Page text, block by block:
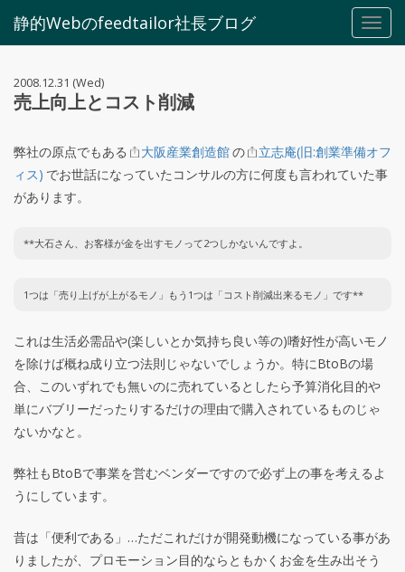
静的Webのfeedtailor社長ブログ
2008.12.31 (Wed)
売上向上とコスト削減
弊社の原点でもある 大阪産業創造館の
立志庵(旧:創業準備オフ
ィス) でお世話になっていたコンサルの方に何度も言われていた事
があります。
**大石さん、お客様が金を出すモノって2つしかないんですよ。
1つは「売り上げが上がるモノ」もう1つは「コスト削減出来るモノ」です**
これは生活必需品や(楽しいとか気持ち良い等の)嗜好性が高いモノ
を除けば概ね成り立つ法則じゃないでしょうか。特にBtoBの場
合、このいずれでも無いのに売れているとしたら予算消化目的や
単にバブリーだったりするだけの理由で購入されているものじゃ
ないかなと。
弊社もBtoBで事業を営むベンダーですので必ず上の事を考えるよ
うにしています。
昔は「便利である」…ただこれだけが開発動機になっている事があ
りましたが、プロモーション目的ならともかくお金を生み出そう